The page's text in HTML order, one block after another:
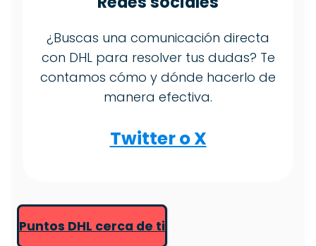
¿Buscas una comunicación directa
con DHL para resolver tus dudas? Te
contamos cómo y dónde hacerlo de
manera efectiva.
Twitter o X
Puntos DHL cerca de ti